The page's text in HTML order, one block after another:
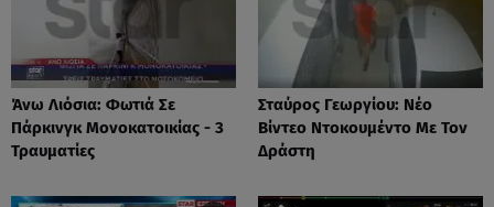
Άνω Λιόσια: Φωτιά Σε
Πάρκινγκ Μονοκατοικίας - 3
Τραυματίες
Σταύρος Γεωργίου: Νέο
Βίντεο Ντοκουμέντο Με Τον
Δράστη